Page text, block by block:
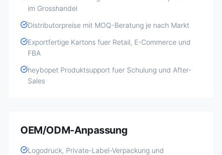
im Grosshandel
Distributorpreise mit MOQ-Beratung je nach Markt
Exportfertige Kartons fuer Retail, E-Commerce und
FBA
heybopet Produktsupport fuer Schulung und After-
Sales
OEM/ODM-Anpassung
Logodruck, Private-Label-Verpackung und